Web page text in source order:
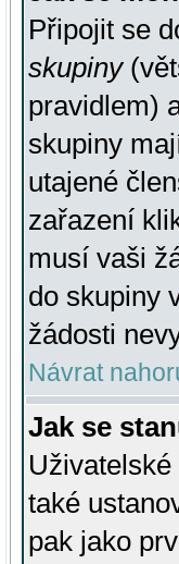
Připojit se
skupiny
pravidlem)
skupiny
utajené
zařazení
musí vaši
do skupiny
žádosti
Návrat
Jak se
také
pak jako